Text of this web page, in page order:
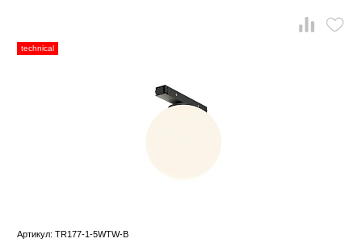
technical
Артикул: TR177-1-5WTW-B